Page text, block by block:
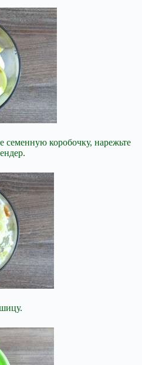
семенную коробочку, нарежьте